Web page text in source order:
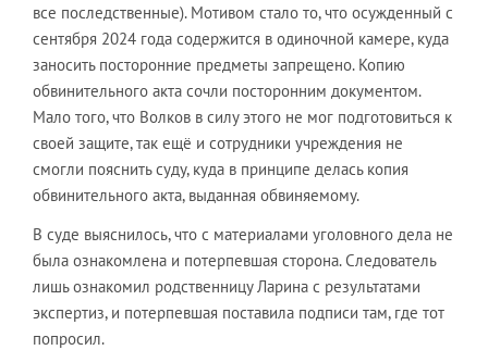
все последственные). Мотивом стало то, что осужденный с
сентября 2024 года содержится в одиночной камере, куда
заносить посторонние предметы запрещено. Копию
обвинительного акта сочли посторонним документом.
Мало того, что Волков в силу этого не мог подготовиться к
своей защите, так ещё и сотрудники учреждения не
смогли пояснить суду, куда в принципе делась копия
обвинительного акта, выданная обвиняемому.
В суде выяснилось, что с материалами уголовного дела не
была ознакомлена и потерпевшая сторона. Следователь
лишь ознакомил родственницу Ларина с результатами
экспертиз, и потерпевшая поставила подписи там, где тот
попросил.